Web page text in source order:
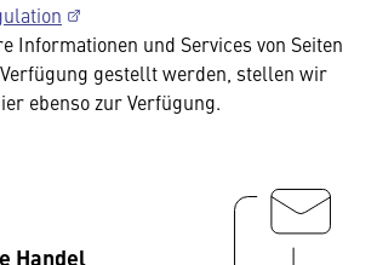
Informationen und Services von Seiten
gestellt werden, stellen wir
ebenso zur Verfügung.
Handel